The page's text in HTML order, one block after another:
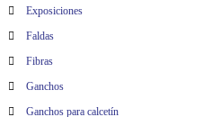
Exposiciones
Faldas
Fibras
Ganchos
Ganchos para calcetín